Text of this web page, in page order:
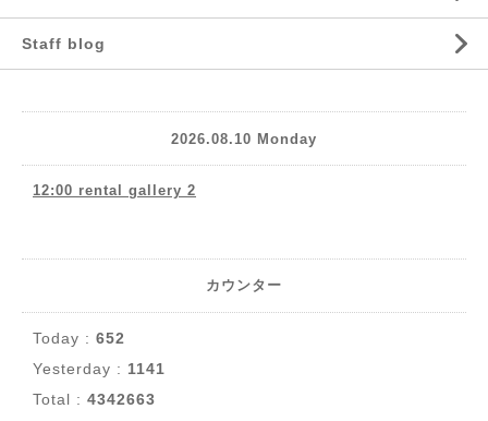
Staff blog
2026.08.10 Monday
12:00 rental gallery 2
カウンター
Today : 652
Yesterday : 1141
Total : 4342663